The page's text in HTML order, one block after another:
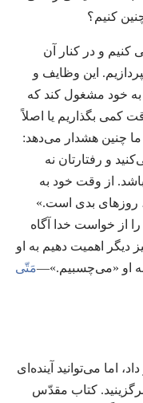
کنیم؟‏
کنیم و در کنار آن
این وظایف و
به خود مشغول کند که
کمی بگذاریم یا اصلاً
چنین هشدار می‌دهد:‏
و رفتارتان نه
از وقت خود به
روزهای بدی است.‏»
از خواست خدا آگاه
دیگر اهمیت دهیم به او
او «می‌چسبیم.‏»—‏مَتّی
اما می‌توانید آینده‌ای
کتاب مقدّس